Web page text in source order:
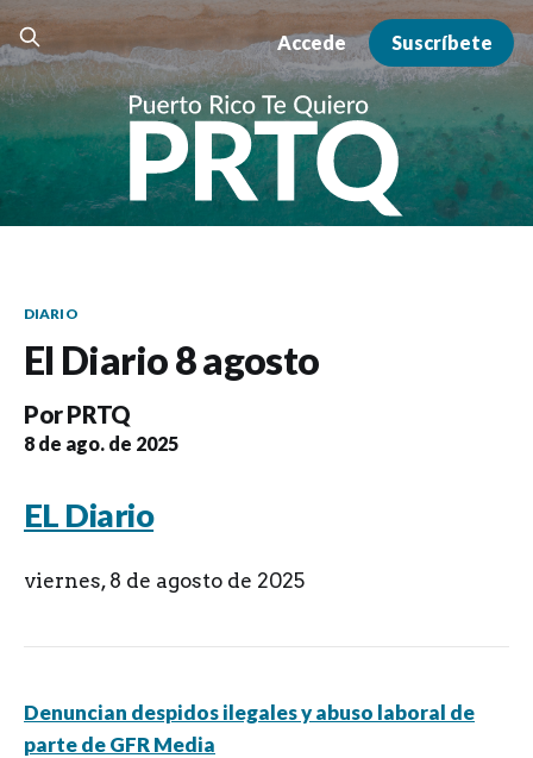
Accede Suscríbete
DIARIO
El Diario 8 agosto
PorPRTQ
8 de ago. de 2025
EL Diario
viernes, 8 de agosto de 2025
Denuncian despidos ilegales y abuso laboral de
parte de GFR Media